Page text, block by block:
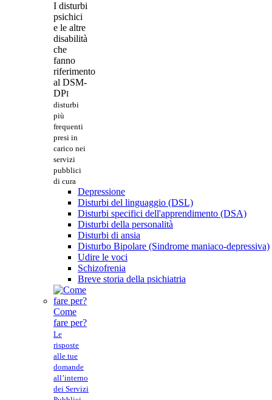
I disturbi
psichici
e le altre
disabilità
che
fanno
riferimento
al DSM-
DPI
disturbi
più
frequenti
presi in
carico nei
servizi
pubblici
di cura
Depressione
Disturbi del linguaggio (DSL)
Disturbi specifici dell'apprendimento (DSA)
Disturbi della personalità
Disturbi di ansia
Disturbo Bipolare (Sindrome maniaco-depressiva)
Udire le voci
Schizofrenia
Breve storia della psichiatria
Come
fare per?
Le
risposte
alle tue
domande
all’interno
dei Servizi